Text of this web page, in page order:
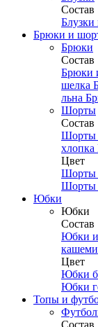
Состав
Блузки
Брюки и
Брюки
Состав
Брюки
шелка
льна
Шорты
Состав
Шорты
хлопка
Цвет
Шорты
Шорты
Юбки
Юбки
Состав
Юбки
Цвет
Юбки
Юбки
Топы и
Состав